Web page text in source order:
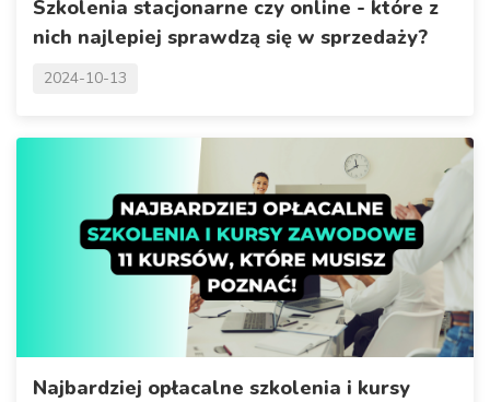
Szkolenia stacjonarne czy online - które z
nich najlepiej sprawdzą się w sprzedaży?
2024-10-13
Najbardziej opłacalne szkolenia i kursy